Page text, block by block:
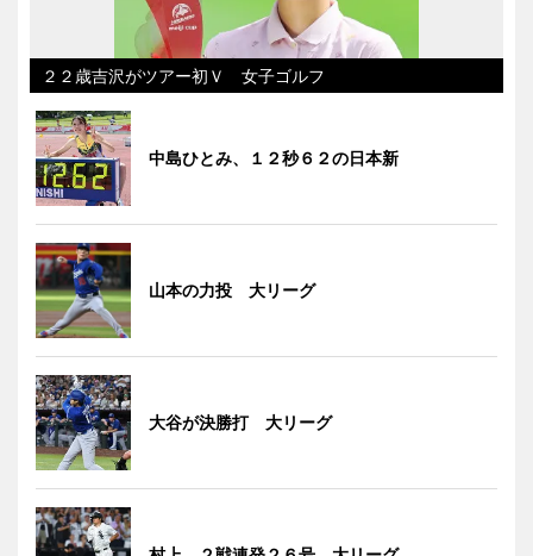
２２歳吉沢がツアー初Ｖ 女子ゴルフ
中島ひとみ、１２秒６２の日本新
山本の力投 大リーグ
大谷が決勝打 大リーグ